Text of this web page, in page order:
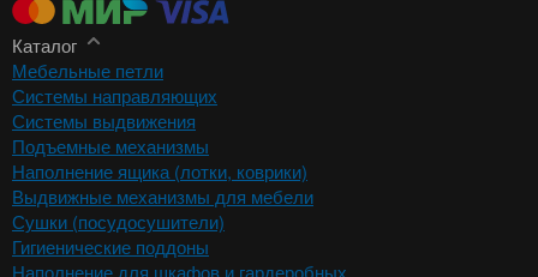
Каталог
Мебельные петли
Системы направляющих
Системы выдвижения
Подъемные механизмы
Наполнение ящика (лотки, коврики)
Выдвижные механизмы для мебели
Сушки (посудосушители)
Гигиенические поддоны
Наполнение для шкафов и гардеробных